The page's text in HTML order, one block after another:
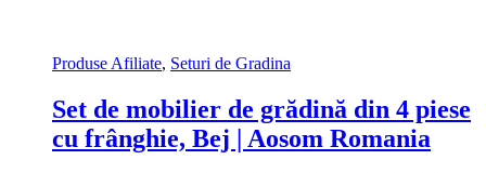
Produse Afiliate, Seturi de Gradina
Set de mobilier de grădină din 4 piese
cu frânghie, Bej | Aosom Romania